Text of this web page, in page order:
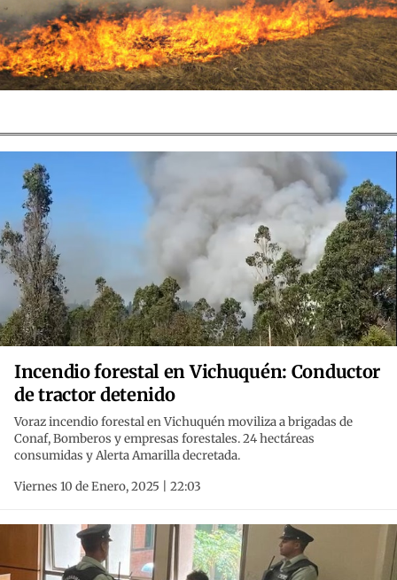
Incendio forestal en Vichuquén: Conductor
de tractor detenido
Voraz incendio forestal en Vichuquén moviliza a brigadas de
Conaf, Bomberos y empresas forestales. 24 hectáreas
consumidas y Alerta Amarilla decretada.
Viernes 10 de Enero, 2025 | 22:03